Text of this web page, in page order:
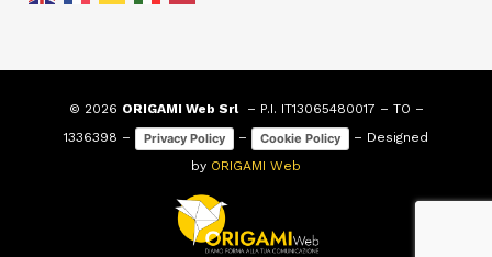
© 2026 ORIGAMI Web Srl– P.I. IT13065480017 – TO –
1336398 –
Privacy Policy – Cookie Policy
– Designed
by ORIGAMI Web